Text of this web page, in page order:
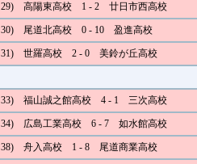
29) 高陽東高校 1 - 2 廿日市西高校
30) 尾道北高校 0 - 10 盈進高校
31) 世羅高校 2 - 0 美鈴が丘高校
33) 福山誠之館高校 4 - 1 三次高校
34) 広島工業高校 6 - 7 如水館高校
38) 舟入高校 1 - 8 尾道商業高校